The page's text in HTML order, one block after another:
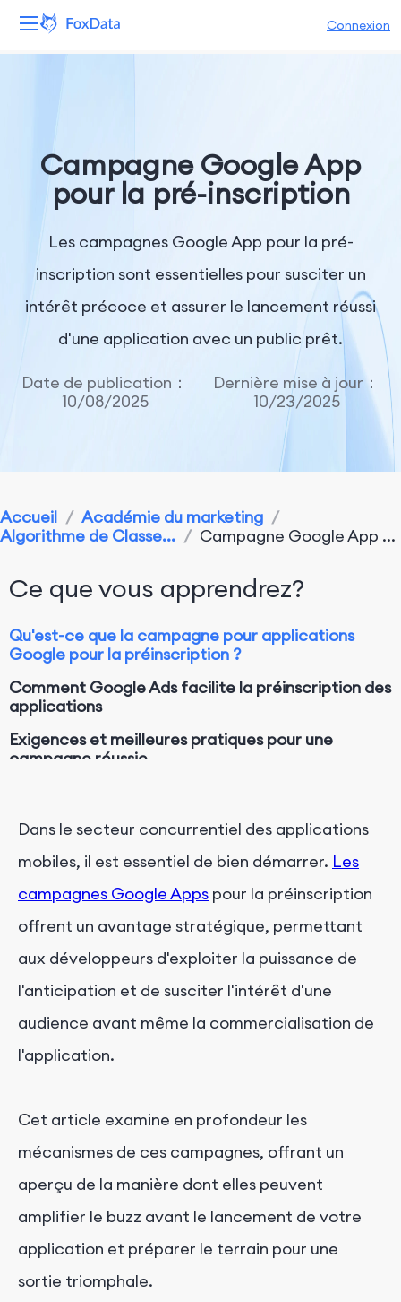
Connexion
Solutions
Ressources
Entreprise
Campagne Google App
pour la pré-inscription
Les campagnes Google App pour la pré-
inscription sont essentielles pour susciter un
intérêt précoce et assurer le lancement réussi
d'une application avec un public prêt.
Date de publication：
10/08/2025
Dernière mise à jour：
10/23/2025
Accueil / Académie du marketing /
Algorithme de Classe... / Campagne Google App ...
Ce que vous apprendrez?
Qu'est-ce que la campagne pour applications
Google pour la préinscription ?
Comment Google Ads facilite la préinscription des
applications
Exigences et meilleures pratiques pour une
campagne réussie
Dans le secteur concurrentiel des applications
mobiles, il est essentiel de bien démarrer. Les
campagnes Google Apps pour la préinscription
offrent un avantage stratégique, permettant
aux développeurs d'exploiter la puissance de
l'anticipation et de susciter l'intérêt d'une
audience avant même la commercialisation de
l'application.
Cet article examine en profondeur les
mécanismes de ces campagnes, offrant un
aperçu de la manière dont elles peuvent
amplifier le buzz avant le lancement de votre
application et préparer le terrain pour une
sortie triomphale.